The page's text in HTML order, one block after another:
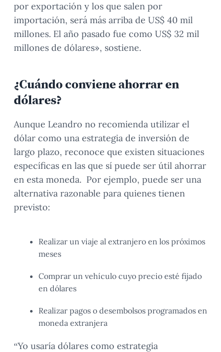
por exportación y los que salen por
importación, será más arriba de US$ 40 mil
millones. El año pasado fue como US$ 32 mil
millones de dólares», sostiene.
¿Cuándo conviene ahorrar en
dólares?
Aunque Leandro no recomienda utilizar el
dólar como una estrategia de inversión de
largo plazo, reconoce que existen situaciones
específicas en las que sí puede ser útil ahorrar
en esta moneda. Por ejemplo, puede ser una
alternativa razonable para quienes tienen
previsto:
Realizar un viaje al extranjero en los próximos
meses
Comprar un vehículo cuyo precio esté fijado
en dólares
Realizar pagos o desembolsos programados en
moneda extranjera
“Yo usaría dólares como estrategia